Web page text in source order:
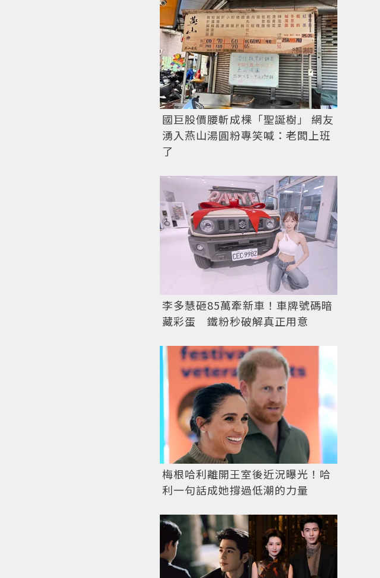
國巨股價腰斬成棵「聖誕樹」 網友
湧入燕山湯圓粉專笑喊：老闆上班
了
李多慧砸85萬牽新車！車牌號碼暗
藏彩蛋 鐵粉秒破解真正用意
梅根哈利離開王室後近況曝光！哈
利一句話成她撐過低潮的力量